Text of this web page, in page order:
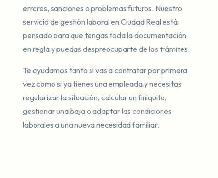
errores, sanciones o problemas futuros. Nuestro
servicio de gestión laboral en Ciudad Real está
pensado para que tengas toda la documentación
en regla y puedas despreocuparte de los trámites.
Te ayudamos tanto si vas a contratar por primera
vez como si ya tienes una empleada y necesitas
regularizar la situación, calcular un finiquito,
gestionar una baja o adaptar las condiciones
laborales a una nueva necesidad familiar.